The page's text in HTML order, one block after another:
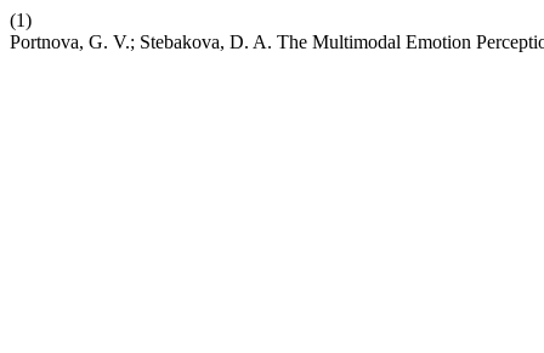
(1)
Portnova, G. V.; Stebakova, D. A. The Multimodal Emotion